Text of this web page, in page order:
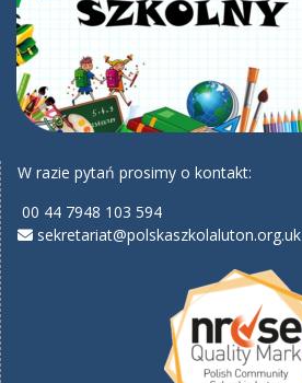
W razie pytań prosimy o kontakt:
00 44 7948 103 594
sekretariat@polskaszkolaluton.org.uk